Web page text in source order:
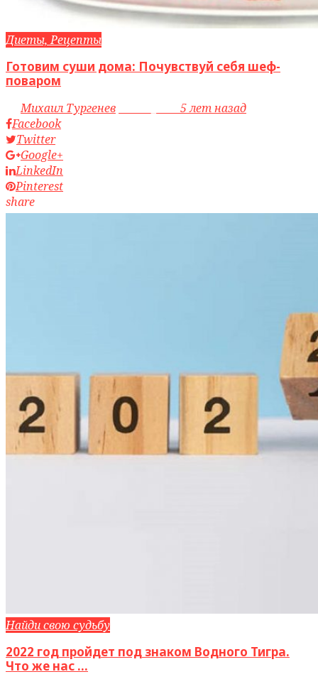
Диеты, Рецепты
Готовим суши дома: Почувствуй себя шеф-
поваром
byМихаил Тургенев
5 лет назад
Facebook
Twitter
Google+
LinkedIn
Pinterest
share
Найди свою судьбу
2022 год пройдет под знаком Водного Тигра.
Что же нас ...